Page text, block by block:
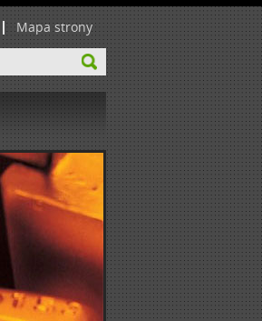
Mapa strony